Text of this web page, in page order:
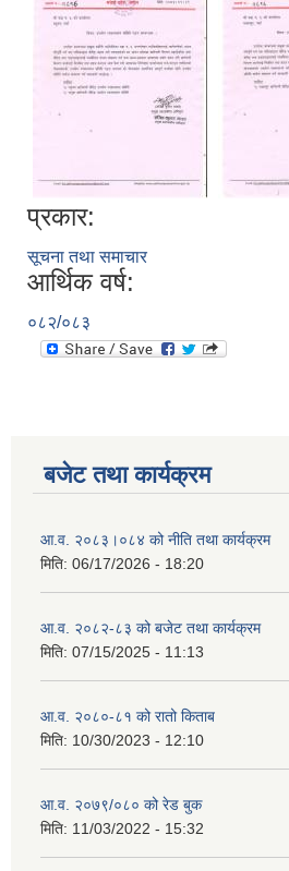
प्रकार:
सूचना तथा समाचार
आर्थिक वर्ष:
०८२/०८३
बजेट तथा कार्यक्रम
आ.व. २०८३।०८४ को नीति तथा कार्यक्रम
मिति: 06/17/2026 - 18:20
आ.व. २०८२-८३ को बजेट तथा कार्यक्रम
मिति: 07/15/2025 - 11:13
आ.व. २०८०-८१ को रातो किताब
मिति: 10/30/2023 - 12:10
आ.व. २०७९/०८० को रेड बुक
मिति: 11/03/2022 - 15:32